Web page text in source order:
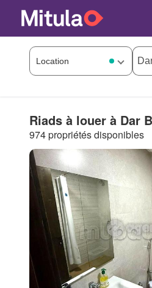
Riads à louer à Dar
974 propriétés disponibles